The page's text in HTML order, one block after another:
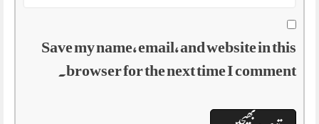
Save my name, email, and website in this
browser for the next time I comment.